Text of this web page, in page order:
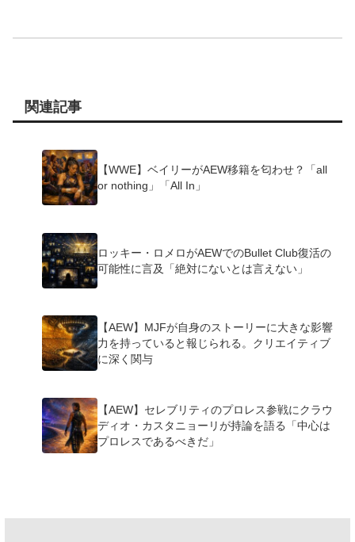
関連記事
【WWE】ベイリーがAEW移籍を匂わせ？「all
or nothing」「All In」
ロッキー・ロメロがAEWでのBullet Club復活の
可能性に言及「絶対にないとは言えない」
【AEW】MJFが自身のストーリーに大きな影響
力を持っていると報じられる。クリエイティブ
に深く関与
【AEW】セレブリティのプロレス参戦にクラウ
ディオ・カスタニョーリが持論を語る「中心は
プロレスであるべきだ」